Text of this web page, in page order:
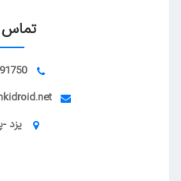
تماس
یزد -